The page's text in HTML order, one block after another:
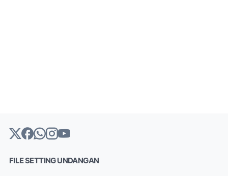
FILE SETTING UNDANGAN